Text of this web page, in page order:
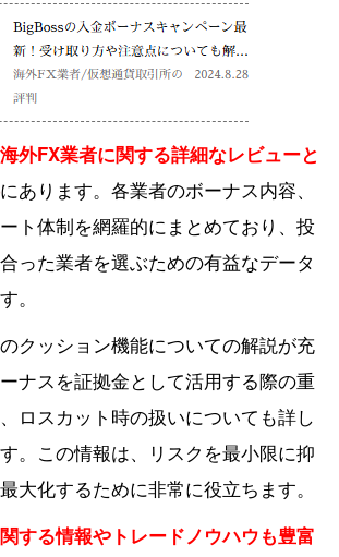
海外FX業者に関する詳細なレビューと
にあります。各業者のボーナス内容、
ト体制を網羅的にまとめており、投
った業者を選ぶための有益なデータ
。
クッション機能についての解説が充
ナスを証拠金として活用する際の重
ロスカット時の扱いについても詳し
。この情報は、リスクを最小限に抑
大化するために非常に役立ちます。
する情報やトレードノウハウも豊富